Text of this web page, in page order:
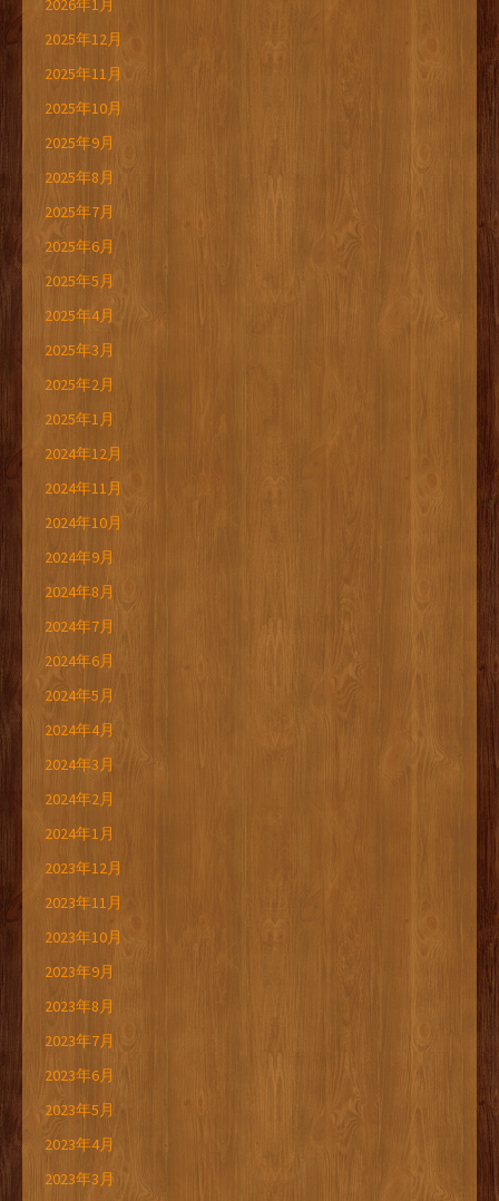
2026年1月
2025年12月
2025年11月
2025年10月
2025年9月
2025年8月
2025年7月
2025年6月
2025年5月
2025年4月
2025年3月
2025年2月
2025年1月
2024年12月
2024年11月
2024年10月
2024年9月
2024年8月
2024年7月
2024年6月
2024年5月
2024年4月
2024年3月
2024年2月
2024年1月
2023年12月
2023年11月
2023年10月
2023年9月
2023年8月
2023年7月
2023年6月
2023年5月
2023年4月
2023年3月